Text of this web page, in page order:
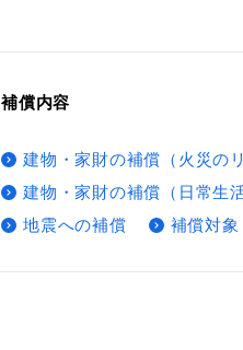
補償内容
建物・家財の補償（火災の
建物・家財の補償（日常生
地震への補償
補償対象